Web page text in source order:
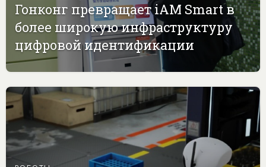
Гонконг превращает iAM Smart в
более широкую инфраструктуру
цифровой идентификации